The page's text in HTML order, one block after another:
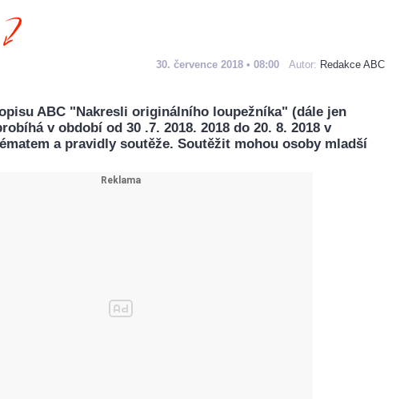
30. července 2018 • 08:00 Autor: Redakce ABC
ABC "Nakresli originálního loupežníka" (dále jen
v období od 30 .7. 2018. 2018 do 20. 8. 2018 v
a pravidly soutěže. Soutěžit mohou osoby mladší